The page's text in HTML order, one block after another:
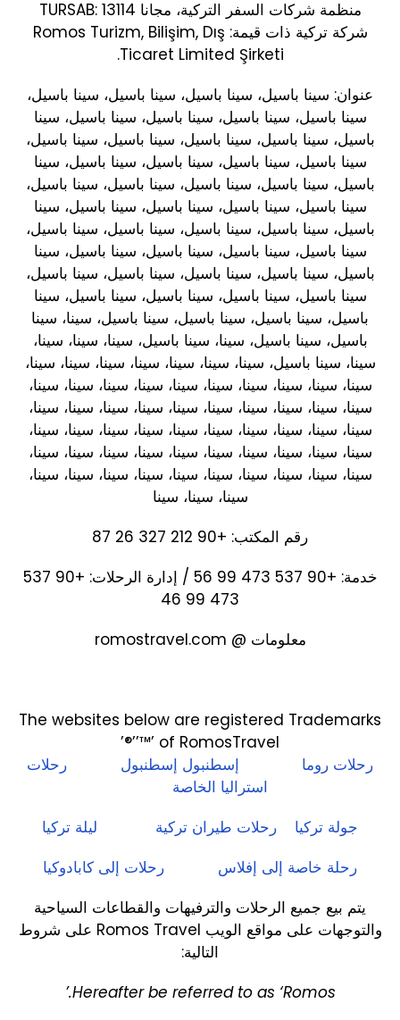
منظمة شركات السفر التركية، مجانا TURSAB: 13114
شركة تركية ذات قيمة: Romos Turizm, Bilişim, Dış
Ticaret Limited Şirketi.
عنوان: سينا باسيل، سينا باسيل، سينا باسيل، سينا باسيل،
سينا باسيل، سينا باسيل، سينا باسيل، سينا باسيل، سينا
باسيل، سينا باسيل، سينا باسيل، سينا باسيل، سينا باسيل،
سينا باسيل، سينا باسيل، سينا باسيل، سينا باسيل، سينا
باسيل، سينا باسيل، سينا باسيل، سينا باسيل، سينا باسيل،
سينا باسيل، سينا باسيل، سينا باسيل، سينا باسيل، سينا
باسيل، سينا باسيل، سينا باسيل، سينا باسيل، سينا باسيل،
سينا باسيل، سينا باسيل، سينا باسيل، سينا باسيل، سينا
باسيل، سينا باسيل، سينا باسيل، سينا باسيل، سينا باسيل،
سينا باسيل، سينا باسيل، سينا باسيل، سينا باسيل، سينا
باسيل، سينا باسيل، سينا باسيل، سينا باسيل، سينا، سينا
باسيل، سينا باسيل، سينا، سينا باسيل، سينا، سينا، سينا،
سينا، سينا باسيل، سينا، سينا، سينا، سينا، سينا، سينا، سينا،
سينا، سينا، سينا، سينا، سينا، سينا، سينا، سينا، سينا، سينا،
سينا، سينا، سينا، سينا، سينا، سينا، سينا، سينا، سينا، سينا،
سينا، سينا، سينا، سينا، سينا، سينا، سينا، سينا، سينا، سينا،
سينا، سينا، سينا، سينا، سينا، سينا، سينا، سينا، سينا، سينا،
سينا، سينا، سينا، سينا، سينا، سينا، سينا، سينا، سينا، سينا،
سينا، سينا، سينا
رقم المكتب: +90 212 327 26 87
خدمة: +90 537 473 99 56 / إدارة الرحلات: +90 537
473 99 46
معلومات @ romostravel.com
The websites below are registered Trademarks
’™’ of RomosTravel’®’
رحلات روما
إسطنبول إسطنبول
رحلات
استراليا الخاصة
جولة تركيا
رحلات طيران تركية
ليلة تركيا
رحلة خاصة إلى إفلاس
رحلات إلى كابادوكيا
يتم بيع جميع الرحلات والترفيهات والقطاعات السياحية
والتوجهات على مواقع الويب Romos Travel على شروط
التالية:
Hereafter be referred to as ‘Romos.’